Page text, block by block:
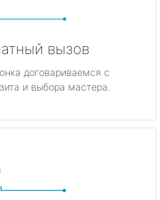
вызов
договариваемся с
и выбора мастера.